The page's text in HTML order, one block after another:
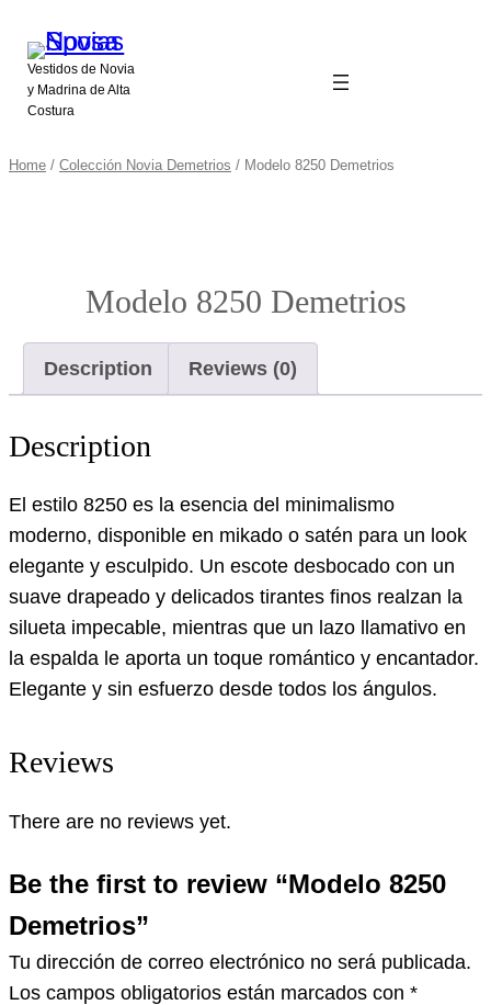
Vestidos de Novia
y Madrina de Alta
Costura
Home / Colección Novia Demetrios / Modelo 8250 Demetrios
Modelo 8250 Demetrios
Description Reviews (0)
Description
El estilo 8250 es la esencia del minimalismo
moderno, disponible en mikado o satén para un look
elegante y esculpido. Un escote desbocado con un
suave drapeado y delicados tirantes finos realzan la
silueta impecable, mientras que un lazo llamativo en
la espalda le aporta un toque romántico y encantador.
Elegante y sin esfuerzo desde todos los ángulos.
Reviews
There are no reviews yet.
Be the first to review “Modelo 8250
Demetrios”
Tu dirección de correo electrónico no será publicada.
Los campos obligatorios están marcados con *